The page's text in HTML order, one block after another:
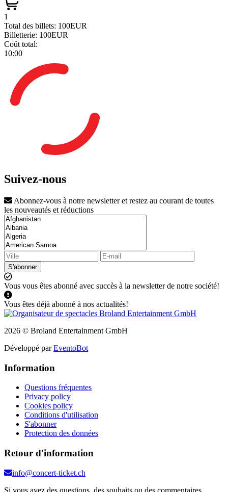
1
Total des billets: 100EUR
Billetterie: 100EUR
Coût total:
10:00
Suivez-nous
Abonnez-vous à notre newsletter et restez au courant de toutes
les nouveautés et réductions
S'abonner
Vous vous êtes abonné avec succès à la newsletter de notre société!
Vous êtes déjà abonné à nos actualités!
2026 © Broland Entertainment GmbH
Développé parEventoBot
Information
Questions fréquentes
Privacy policy
Cookies policy
Conditions d'utilisation
S'abonner
Protection des données
Retour d'information
info@concert-ticket.ch
Si vous avez des questions, des souhaits ou des commentaires,